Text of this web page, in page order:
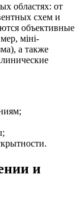
областях: от
схем и
объективные
міні-
а также
и